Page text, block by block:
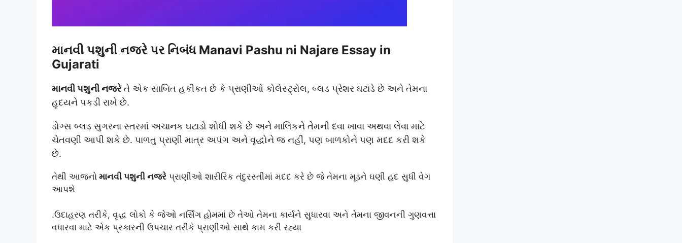
માનવી પશુની નજરે પર નિબંધ Manavi Pashu ni Najare Essay in
Gujarati
માનવી પશુની નજરેતે એક સાબિત હકીકત છે કે પ્રાણીઓ કોલેસ્ટ્રોલ, બ્લડ પ્રેશર ઘટાડે છે અને તેમના
હૃદયને પકડી રાખે છે.
ડોગ્સ બ્લડ સુગરના સ્તરમાં અચાનક ઘટાડો શોધી શકે છે અને માલિકને તેમની દવા ખાવા અથવા લેવા માટે
ચેતવણી આપી શકે છે. પાળતુ પ્રાણી માત્ર અપંગ અને વૃદ્ધોને જ નહીં, પણ બાળકોને પણ મદદ કરી શકે
છે.
તેથી આજનો માનવી પશુની નજરે પ્રાણીઓ શારીરિક તંદુરસ્તીમાં મદદ કરે છે જે તેમના મૂડને ઘણી હદ સુધી વેગ
આપશે
.ઉદાહરણ તરીકે, વૃદ્ધ લોકો કે જેઓ નર્સિંગ હોમમાં છે તેઓ તેમના કાર્યને સુધારવા અને તેમના જીવનની ગુણવત્તા
વધારવા માટે એક પ્રકારની ઉપચાર તરીકે પ્રાણીઓ સાથે કામ કરી રહ્યા